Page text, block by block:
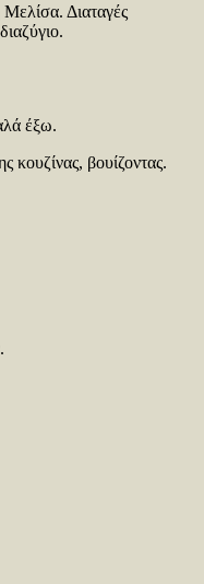
Διαταγές
έξω.
κουζίνας, βουίζοντας.